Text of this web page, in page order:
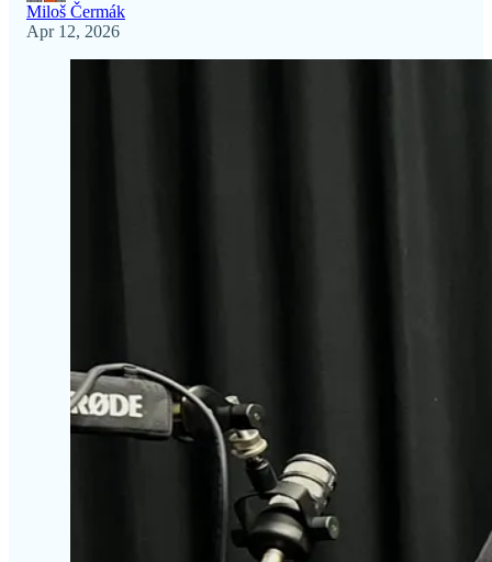
Miloš Čermák
Apr 12, 2026